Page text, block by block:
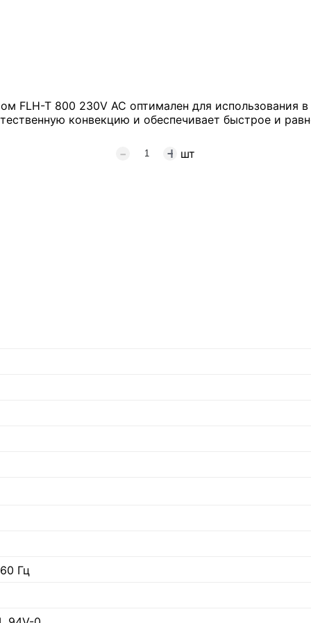
FLH-T 800 230V AC оптимален для использования
конвекцию и обеспечивает быстрое и
шт
Гц